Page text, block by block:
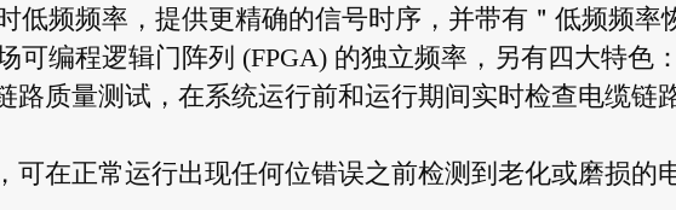
低频频率，提供更精确的信号时序，并带有＂低频频率
可编程逻辑门阵列 (FPGA) 的独立频率，另有四大特色：
路质量测试，在系统运行前和运行期间实时检查电缆链
可在正常运行出现任何位错误之前检测到老化或磨损的